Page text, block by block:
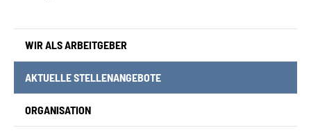
WIR ALS ARBEITGEBER
AKTUELLE STELLENANGEBOTE(CURRENT)
ORGANISATION